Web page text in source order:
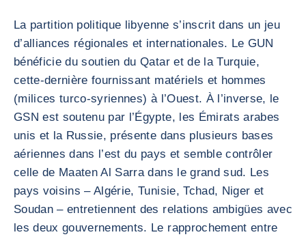
La partition politique libyenne s’inscrit dans un jeu
d’alliances régionales et internationales. Le GUN
bénéficie du soutien du Qatar et de la Turquie,
cette-dernière fournissant matériels et hommes
(milices turco-syriennes) à l’Ouest. À l’inverse, le
GSN est soutenu par l’Égypte, les Émirats arabes
unis et la Russie, présente dans plusieurs bases
aériennes dans l’est du pays et semble contrôler
celle de Maaten Al Sarra dans le grand sud. Les
pays voisins – Algérie, Tunisie, Tchad, Niger et
Soudan – entretiennent des relations ambigües avec
les deux gouvernements. Le rapprochement entre